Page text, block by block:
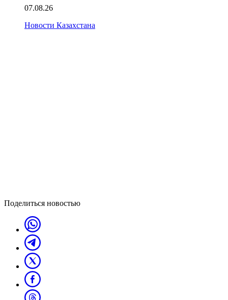
07.08.26
Новости Казахстана
Поделиться новостью